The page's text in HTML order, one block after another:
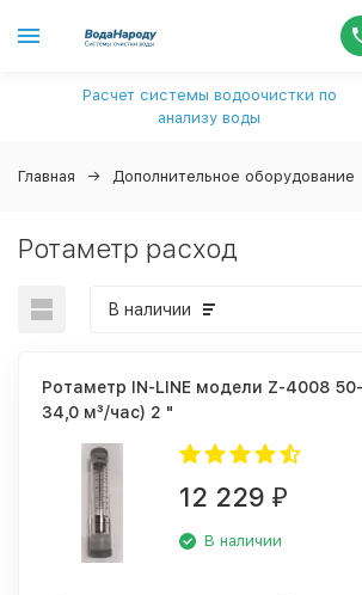
Расчет системы водоочистки по
анализу воды
Главная Дополнительное оборудование
Ротаметр расход
В наличии
Ротаметр IN-LINE модели Z-4008 50-
34,0 м³/час) 2 "
12 229 ₽
В наличии